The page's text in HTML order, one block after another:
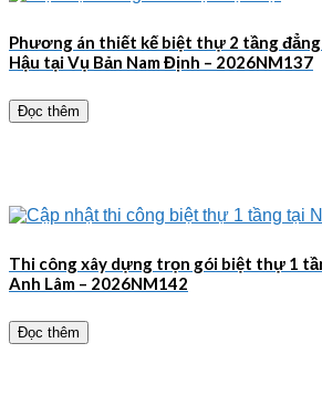
Phương án thiết kế biệt thự 2 tầng đẳng
Hậu tại Vụ Bản Nam Định – 2026NM137
Đọc thêm
Thi công xây dựng trọn gói biệt thự 1
Anh Lâm – 2026NM142
Đọc thêm